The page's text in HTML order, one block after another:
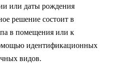
или даты рождения
решение состоит в
в помещения или к
идентификационных
видов.